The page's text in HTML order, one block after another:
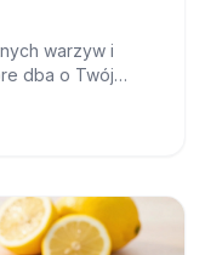
warzyw i
dba o Twój